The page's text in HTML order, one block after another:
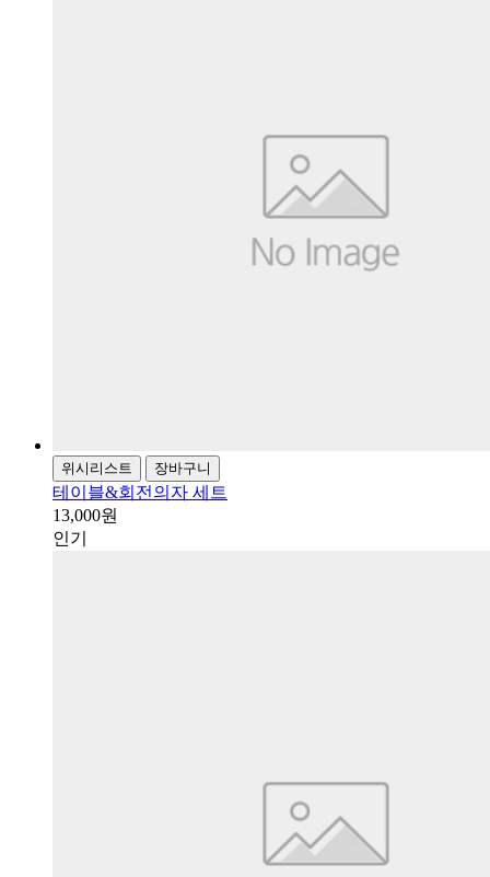
위시리스트 장바구니
테이블&회전의자 세트
13,000원
인기